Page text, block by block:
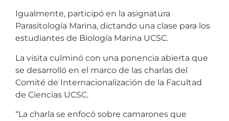
Igualmente, participó en la asignatura
Parasitología Marina, dictando una clase para los
estudiantes de Biología Marina UCSC.
La visita culminó con una ponencia abierta que
se desarrolló en el marco de las charlas del
Comité de Internacionalización de la Facultad
de Ciencias UCSC.
“La charla se enfocó sobre camarones que